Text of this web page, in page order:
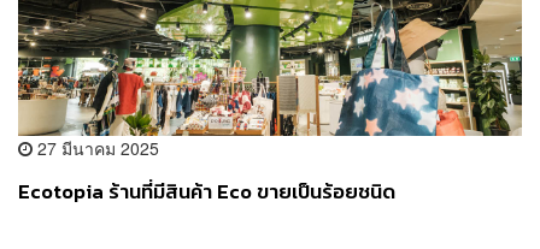
27 มีนาคม 2025
Ecotopia ร้านที่มีสินค้า Eco ขายเป็นร้อยชนิด